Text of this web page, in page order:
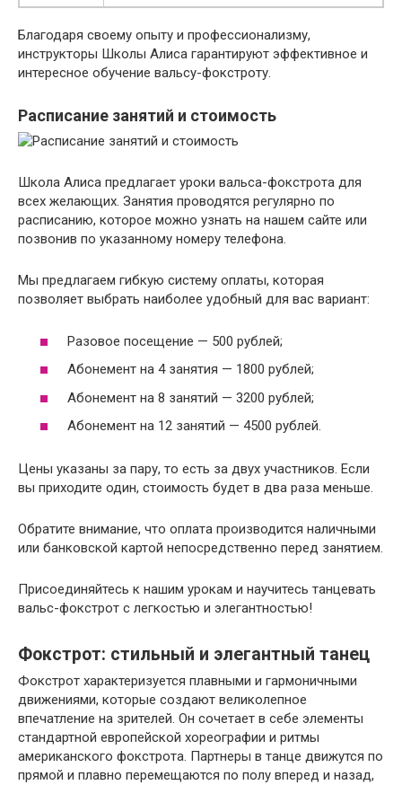
Благодаря своему опыту и профессионализму,
инструкторы Школы Алиса гарантируют эффективное и
интересное обучение вальсу-фокстроту.
Расписание занятий и стоимость
Школа Алиса предлагает уроки вальса-фокстрота для
всех желающих. Занятия проводятся регулярно по
расписанию, которое можно узнать на нашем сайте или
позвонив по указанному номеру телефона.
Мы предлагаем гибкую систему оплаты, которая
позволяет выбрать наиболее удобный для вас вариант:
Разовое посещение — 500 рублей;
Абонемент на 4 занятия — 1800 рублей;
Абонемент на 8 занятий — 3200 рублей;
Абонемент на 12 занятий — 4500 рублей.
Цены указаны за пару, то есть за двух участников. Если
вы приходите один, стоимость будет в два раза меньше.
Обратите внимание, что оплата производится наличными
или банковской картой непосредственно перед занятием.
Присоединяйтесь к нашим урокам и научитесь танцевать
вальс-фокстрот с легкостью и элегантностью!
Фокстрот: стильный и элегантный танец
Фокстрот характеризуется плавными и гармоничными
движениями, которые создают великолепное
впечатление на зрителей. Он сочетает в себе элементы
стандартной европейской хореографии и ритмы
американского фокстрота. Партнеры в танце движутся по
прямой и плавно перемещаются по полу вперед и назад,